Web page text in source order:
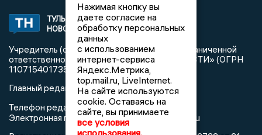
ТУЛЬСКИЕ
НОВОСТИ
2008 © NEWSTULA.RU | СИ
«Тульские новости»
Учредитель (соучредители): Общество с ограниченной
ответственностью «РЕГИОНАЛЬНЫЕ НОВОСТИ» (ОГРН
1107154017354)
Главный редактор: Попова С.А.
Телефон редакции:8 (4872) 710-803
Электронная почта редакции:info@newstula.ru
Нажимая кнопку вы
даете согласие на
обработку персональных
данных
с использованием
интернет-сервиса
Яндекс.Метрика,
top.mail.ru, LiveInternet.
На сайте используются
cookie. Оставаясь на
сайте, вы принимаете
все условия
использования.